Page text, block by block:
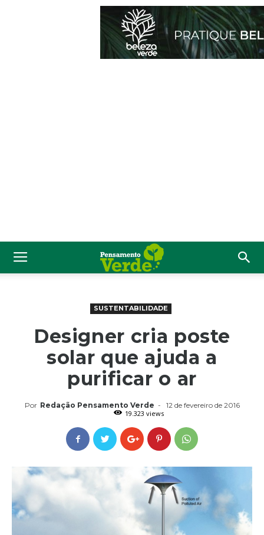
SUSTENTABILIDADE
Designer cria poste
solar que ajuda a
purificar o ar
Por Redação Pensamento Verde -
12 de fevereiro de 2016
19.323 views